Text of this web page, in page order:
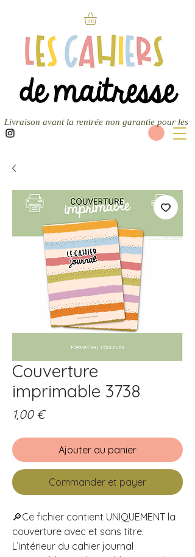
Livraison avant la rentrée non garantie pour les
Couverture
imprimable 3738
1,00 €Prix
Ajouter au panier
Commander et payer
🔎Ce fichier contient UNIQUEMENT la
couverture avec et sans titre.
L’intérieur du cahier journal